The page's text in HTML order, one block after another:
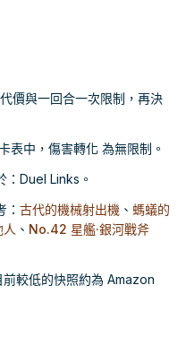
價與一回合一次限制，再決
表中，傷害轉化 為無限制。
：Duel Links。
古代的機械射出機 、 螞蟻的
、 No.42 星艦·銀河戰斧
較低的快照約為 Amazon